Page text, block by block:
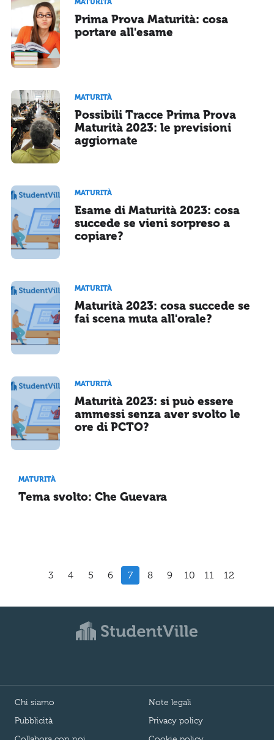
MATURITÀ
Prima Prova Maturità: cosa
portare all'esame
MATURITÀ
Possibili Tracce Prima Prova
Maturità 2023: le previsioni
aggiornate
MATURITÀ
Esame di Maturità 2023: cosa
succede se vieni sorpreso a
copiare?
MATURITÀ
Maturità 2023: cosa succede se
fai scena muta all'orale?
MATURITÀ
Maturità 2023: si può essere
ammessi senza aver svolto le
ore di PCTO?
MATURITÀ
Tema svolto: Che Guevara
3 4 5 6 7 8 9 10 11 12
Chi siamo
Pubblicità
Note legali
Privacy policy